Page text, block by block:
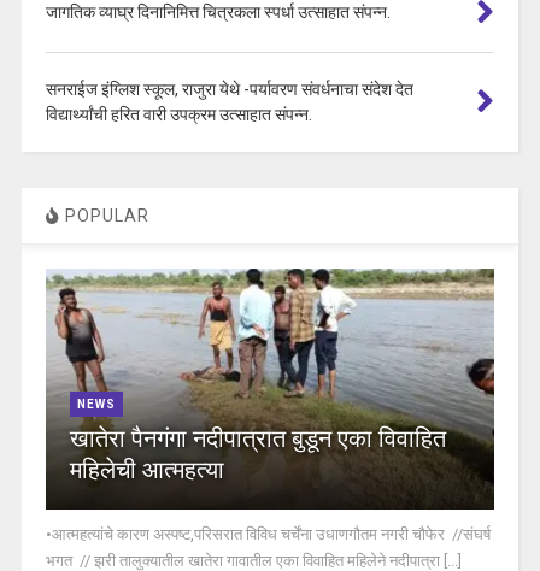
जागतिक व्याघ्र दिनानिमित्त चित्रकला स्पर्धा उत्साहात संपन्न.
सनराईज इंग्लिश स्कूल, राजुरा येथे -पर्यावरण संवर्धनाचा संदेश देत
विद्यार्थ्यांची हरित वारी उपक्रम उत्साहात संपन्न.
POPULAR
NEWS
खातेरा पैनगंगा नदीपात्रात बुडून एका विवाहित
महिलेची आत्महत्या
•आत्महत्यांचे कारण अस्पष्ट,परिसरात विविध चर्चेंना उधाणगौतम नगरी चौफेर //संघर्ष
भगत // झरी तालुक्यातील खातेरा गावातील एका विवाहित महिलेने नदीपात्रा [...]